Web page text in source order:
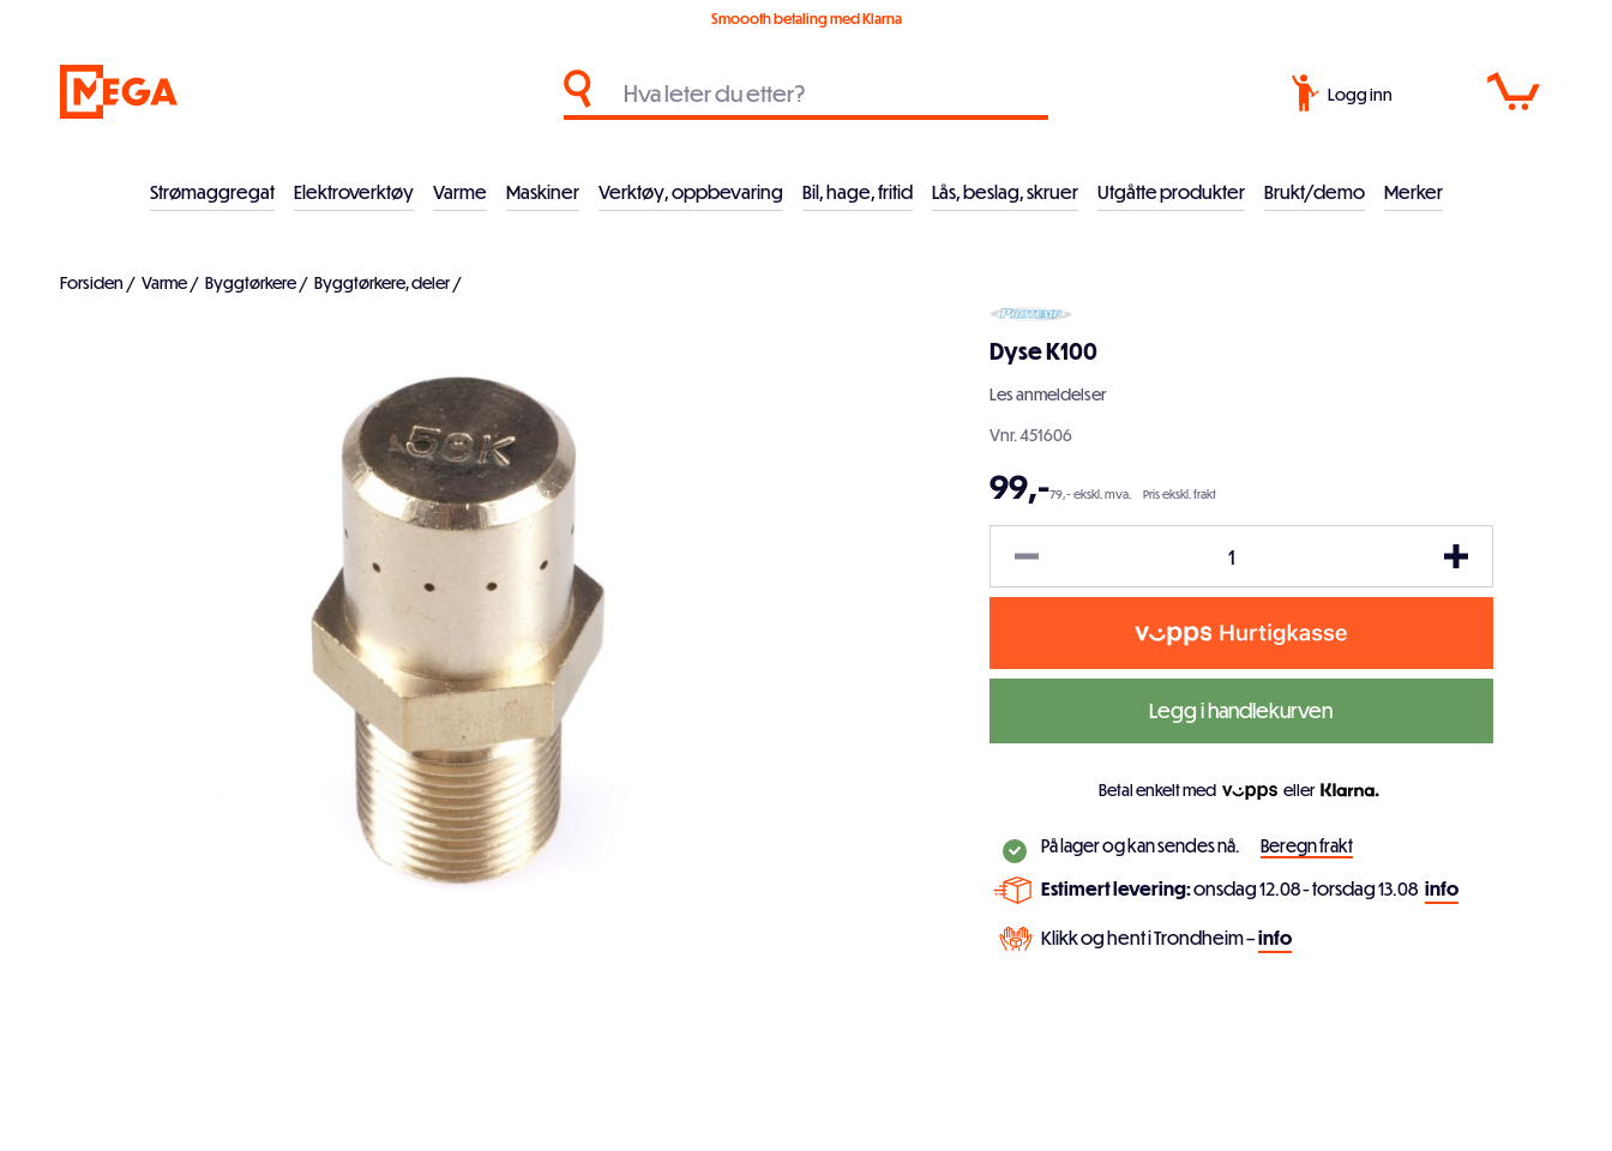
Smoooth betaling med Klarna
Logg inn
Strømaggregat Elektroverktøy Varme Maskiner Verktøy, oppbevaring Bil, hage, fritid Lås, beslag, skruer Utgåtte produkter Brukt/demo Merker
Forsiden / Varme / Byggtørkere / Byggtørkere, deler /
Dyse K100
Lesanmeldelser
Vnr.451606
99,-79,- ekskl. mva. Pris ekskl. frakt
Legg i handlekurven
Betal enkelt med eller
På lager og kan sendes nå.
Beregn frakt
Estimert levering:onsdag 12.08 - torsdag 13.08 info
Klikk og hent i Trondheim –info